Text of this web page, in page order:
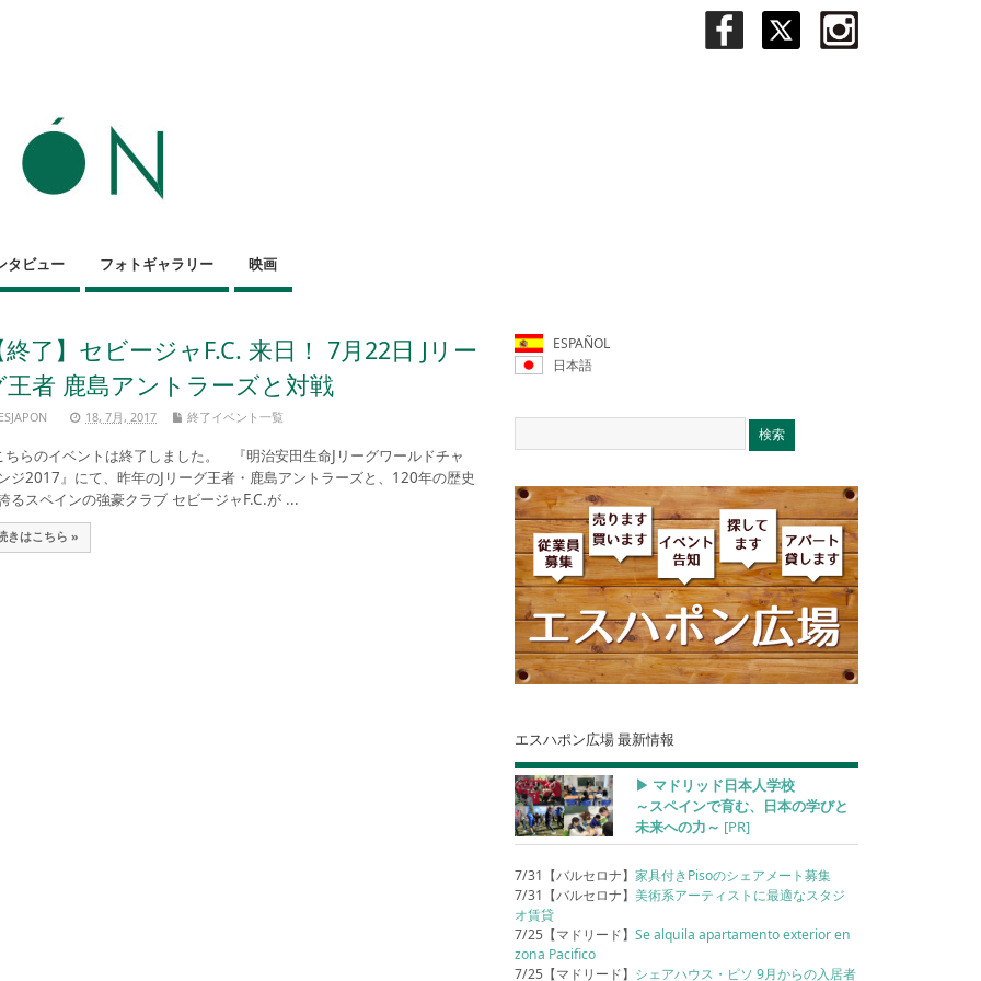
タビュー フォトギャラリー 映画
終了】セビージャF.C. 来日！ 7月22日 Jリー
王者 鹿島アントラーズと対戦
18, 7月, 2017 終了イベント一覧
らのイベントは終了しました。 『明治安田生命Jリーグワールドチャ
ジ2017』にて、昨年のJリーグ王者・鹿島アントラーズと、120年の歴史
るスペインの強豪クラブ セビージャF.C.が ...
きはこちら »
ESPAÑOL
日本語
エスハポン広場 最新情報
▶︎ マドリッド日本人学校
～スペインで育む、日本の学びと
未来への力～ [PR]
7/31【バルセロナ】家具付きPisoのシェアメート募集
7/31【バルセロナ】美術系アーティストに最適なスタジ
オ賃貸
7/25【マドリード】Se alquila apartamento exterior en
zona Pacifico
7/25【マドリード】 シェアハウス・ピソ 9月からの入居者